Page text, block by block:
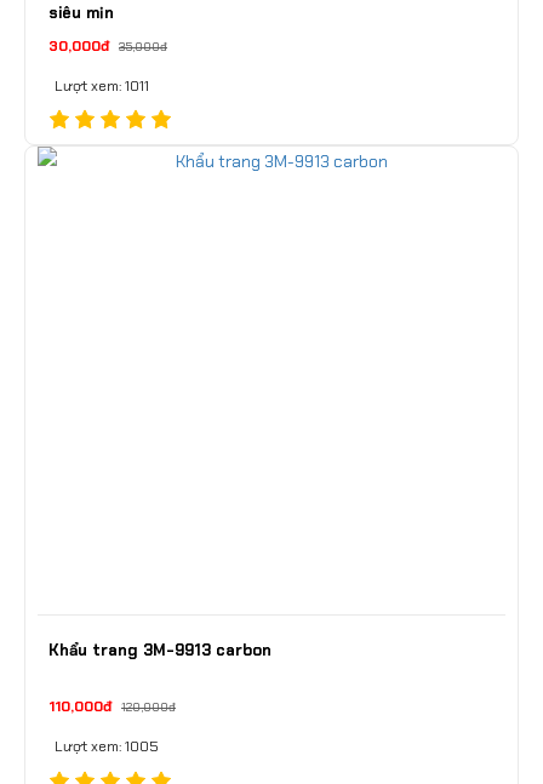
siêu mịn
30,000đ 35,000đ
Lượt xem: 1011
Khẩu trang 3M-9913 carbon
110,000đ 120,000đ
Lượt xem: 1005